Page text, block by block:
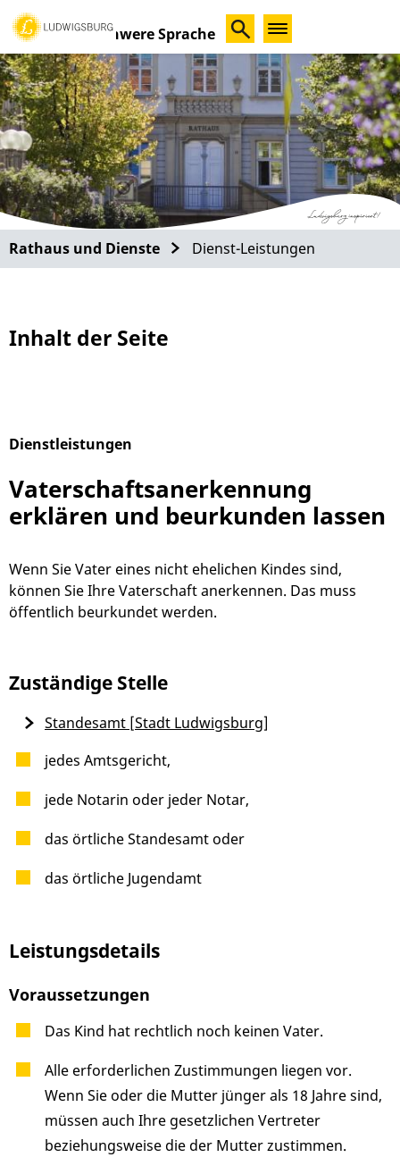
Schwere Sprache
Rathaus und Dienste Dienst-Leistungen
Inhalt der Seite
Dienstleistungen
Vaterschaftsanerkennung
erklären und beurkunden lassen
Wenn Sie Vater eines nicht ehelichen Kindes sind,
können Sie Ihre Vaterschaft anerkennen. Das muss
öffentlich beurkundet werden.
Zuständige Stelle
jedes Amtsgericht,
jede Notarin oder jeder Notar,
das örtliche Standesamt oder
das örtliche Jugendamt
Standesamt [Stadt Ludwigsburg]
Leistungsdetails
Voraussetzungen
Das Kind hat rechtlich noch keinen Vater.
Alle erforderlichen Zustimmungen liegen vor.
Wenn Sie oder die Mutter jünger als 18 Jahre sind,
müssen auch Ihre gesetzlichen Vertreter
beziehungsweise die der Mutter zustimmen.